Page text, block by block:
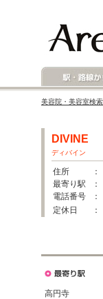
美容院・美容室検
DIVINE
ディバイン
住所
最寄り駅
電話番号
定休日
高円寺